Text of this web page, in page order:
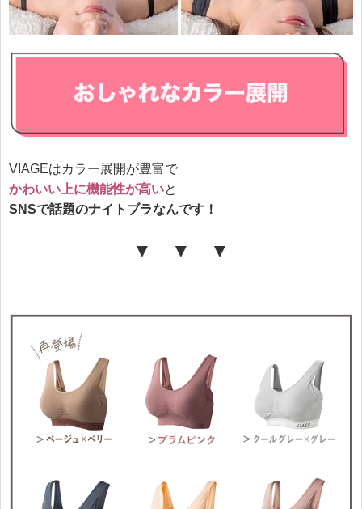
VIAGEはカラー展開が豊富で
かわいい上に機能性が高いと
SNSで話題のナイトブラなんです！
▼ ▼ ▼